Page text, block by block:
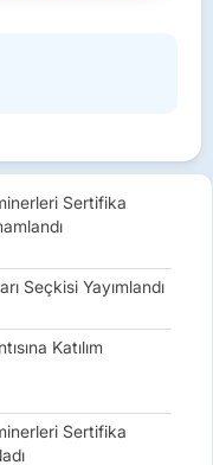
Sertifika
Seçkisi Yayımlandı
Katılım
Sertifika